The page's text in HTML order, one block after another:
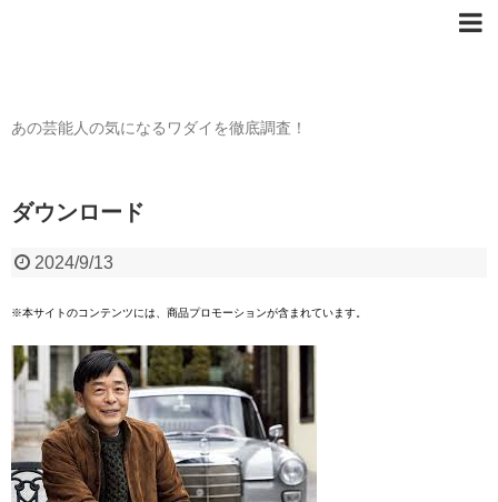
あの芸能人の気になるワダイを徹底調査！
ダウンロード
2024/9/13
※本サイトのコンテンツには、商品プロモーションが含まれています。